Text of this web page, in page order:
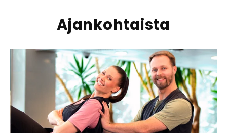
Ajankohtaista